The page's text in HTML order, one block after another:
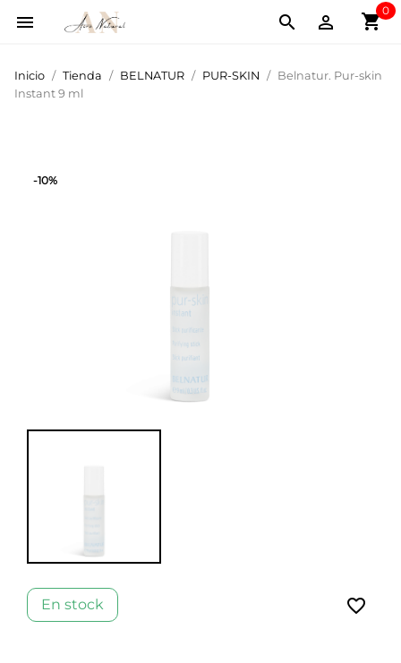
 shopping_cart
0


Inicio Tienda BELNATUR PUR-SKIN
Belnatur. Pur-skin
Instant 9 ml
-10%
En stock favorite_border